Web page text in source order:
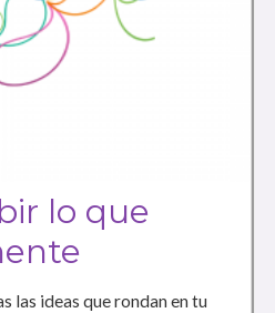
lo que
las ideas que rondan en tu